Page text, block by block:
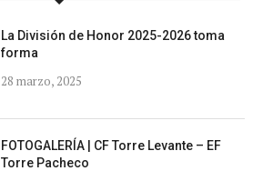
La División de Honor 2025-2026 toma
forma
28 marzo, 2025
FOTOGALERÍA | CF Torre Levante – EF
Torre Pacheco